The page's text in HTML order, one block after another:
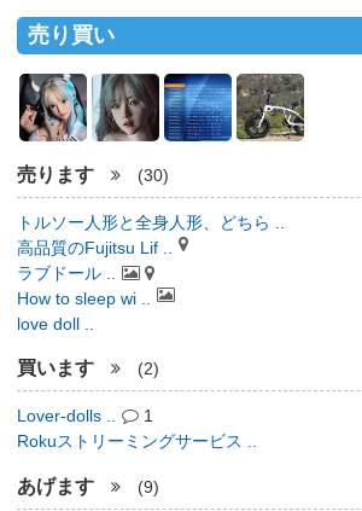
売り買い
売ります (30)
トルソー人形と全身人形、どちら ..
高品質のFujitsu Lif ..
ラブドール ..
How to sleep wi ..
love doll ..
買います (2)
Lover-dolls .. 1
Rokuストリーミングサービス ..
あげます (9)